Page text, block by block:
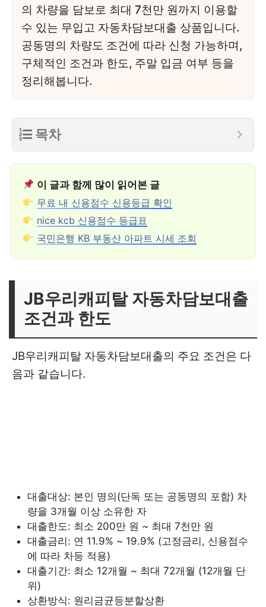
의 차량을 담보로 최대 7천만 원까지 이용할
수 있는 무입고 자동차담보대출 상품입니다.
공동명의 차량도 조건에 따라 신청 가능하며,
구체적인 조건과 한도, 주말 입금 여부 등을
정리해봅니다.
목차
이 글과 함께 많이 읽어본 글
무료 내 신용점수 신용등급 확인
nice kcb 신용점수 등급표
국민은행 KB 부동산 아파트 시세 조회
JB우리캐피탈 자동차담보대출
조건과 한도
JB우리캐피탈 자동차담보대출의 주요 조건은 다
음과 같습니다.
대출대상: 본인 명의(단독 또는 공동명의 포함) 차
량을 3개월 이상 소유한 자
대출한도: 최소 200만 원 ~ 최대 7천만 원
대출금리: 연 11.9% ~ 19.9% (고정금리, 신용점수
에 따라 차등 적용)
대출기간: 최소 12개월 ~ 최대 72개월 (12개월 단
위)
상환방식: 원리금균등분할상환